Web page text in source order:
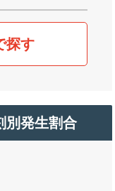
探す
別発生割合